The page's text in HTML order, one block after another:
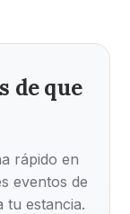
de que
rápido en
eventos de
tu estancia.